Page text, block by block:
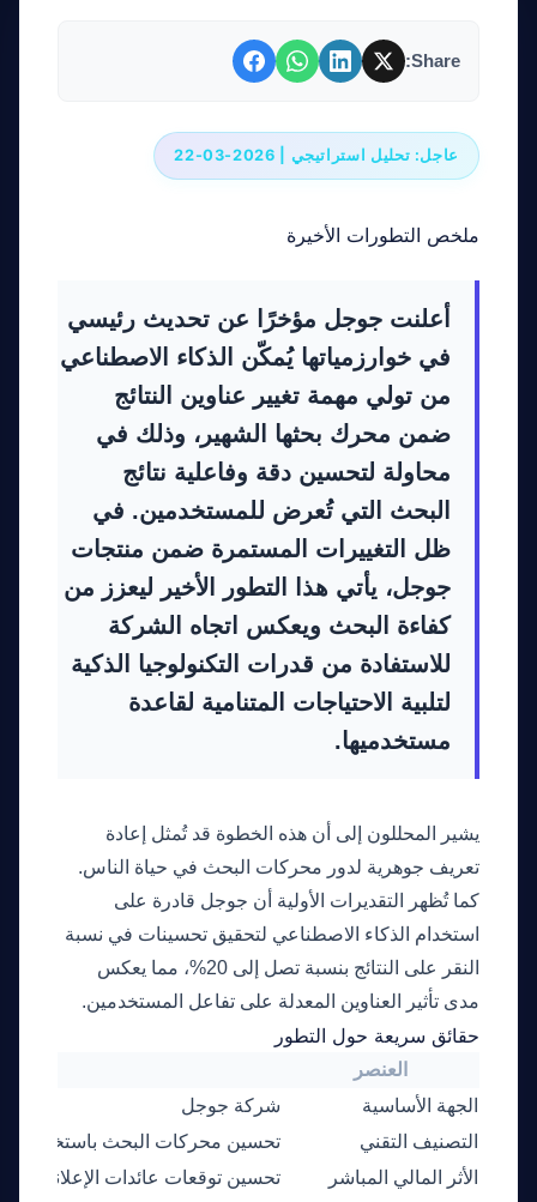
Share:
عاجل: تحليل استراتيجي | 2026-03-22
ملخص التطورات الأخيرة
أعلنت جوجل مؤخرًا عن تحديث رئيسي
في خوارزمياتها يُمكّن الذكاء الاصطناعي
من تولي مهمة تغيير عناوين النتائج
ضمن محرك بحثها الشهير، وذلك في
محاولة لتحسين دقة وفاعلية نتائج
البحث التي تُعرض للمستخدمين. في
ظل التغييرات المستمرة ضمن منتجات
جوجل، يأتي هذا التطور الأخير ليعزز من
كفاءة البحث ويعكس اتجاه الشركة
للاستفادة من قدرات التكنولوجيا الذكية
لتلبية الاحتياجات المتنامية لقاعدة
مستخدميها.
يشير المحللون إلى أن هذه الخطوة قد تُمثل إعادة
تعريف جوهرية لدور محركات البحث في حياة الناس.
كما تُظهر التقديرات الأولية أن جوجل قادرة على
استخدام الذكاء الاصطناعي لتحقيق تحسينات في نسبة
النقر على النتائج بنسبة تصل إلى 20%، مما يعكس
مدى تأثير العناوين المعدلة على تفاعل المستخدمين.
حقائق سريعة حول التطور
العنصر
الجهة الأساسية
شركة جوجل
التصنيف التقني
تحسين محركات البحث باستخدام
الأثر المالي المباشر
تحسين توقعات عائدات الإعلانات